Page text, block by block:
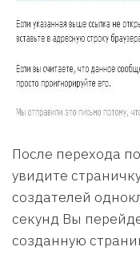
После перехода
увидите
создателей
секунд Вы
созданную